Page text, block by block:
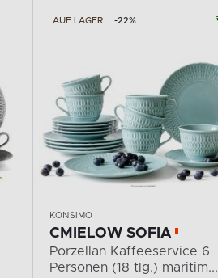
AUF LAGER -22%
KONSIMO
CMIELOW SOFIA
Porzellan Kaffeeservice 6
Personen (18 tlg.) maritim...